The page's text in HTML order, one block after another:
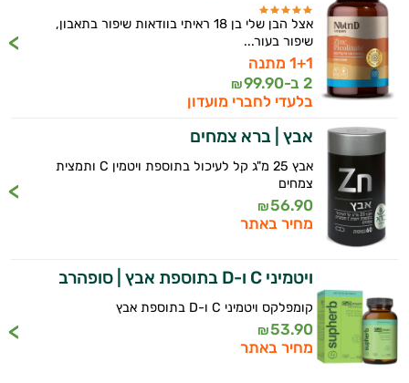
תוספי קולגן
Q10
אומגה 3
ברזל
ויטמין A
ויטמין B
ויטמין D
ויטמין E
ויטמינים לנשים
אצל הבן שלי בן 18 ראיתי בוודאות שיפור בתאבון,
שיפור בעור...
1+1 מתנה
2 ב-
99.90
₪
בלעדי לחברי מועדון
אבץ | ברא צמחים
אבץ 25 מ"ג קל לעיכול בתוספת ויטמין C ותמצית
צמחים
56.90
₪
מחיר באתר
ויטמיני C ו-D בתוספת אבץ | סופהרב
קומפלקס ויטמיני C ו-D בתוספת אבץ
53.90
₪
מחיר באתר